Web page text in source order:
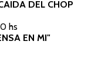
DEL CHOP
hs
EN MI"